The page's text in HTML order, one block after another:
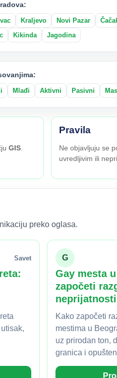
Kraljevo Novi Pazar
Kikinda Jagodina
Mlađi Aktivni Pasivni
GIS
Pravila
Ne objavljuju se
uvredljivim ili
preko oglasa.
Savet G
Gay mesta
započeti
neprijatnosti
Kako započeti
mestima u
uz prirodan ton,
granica i